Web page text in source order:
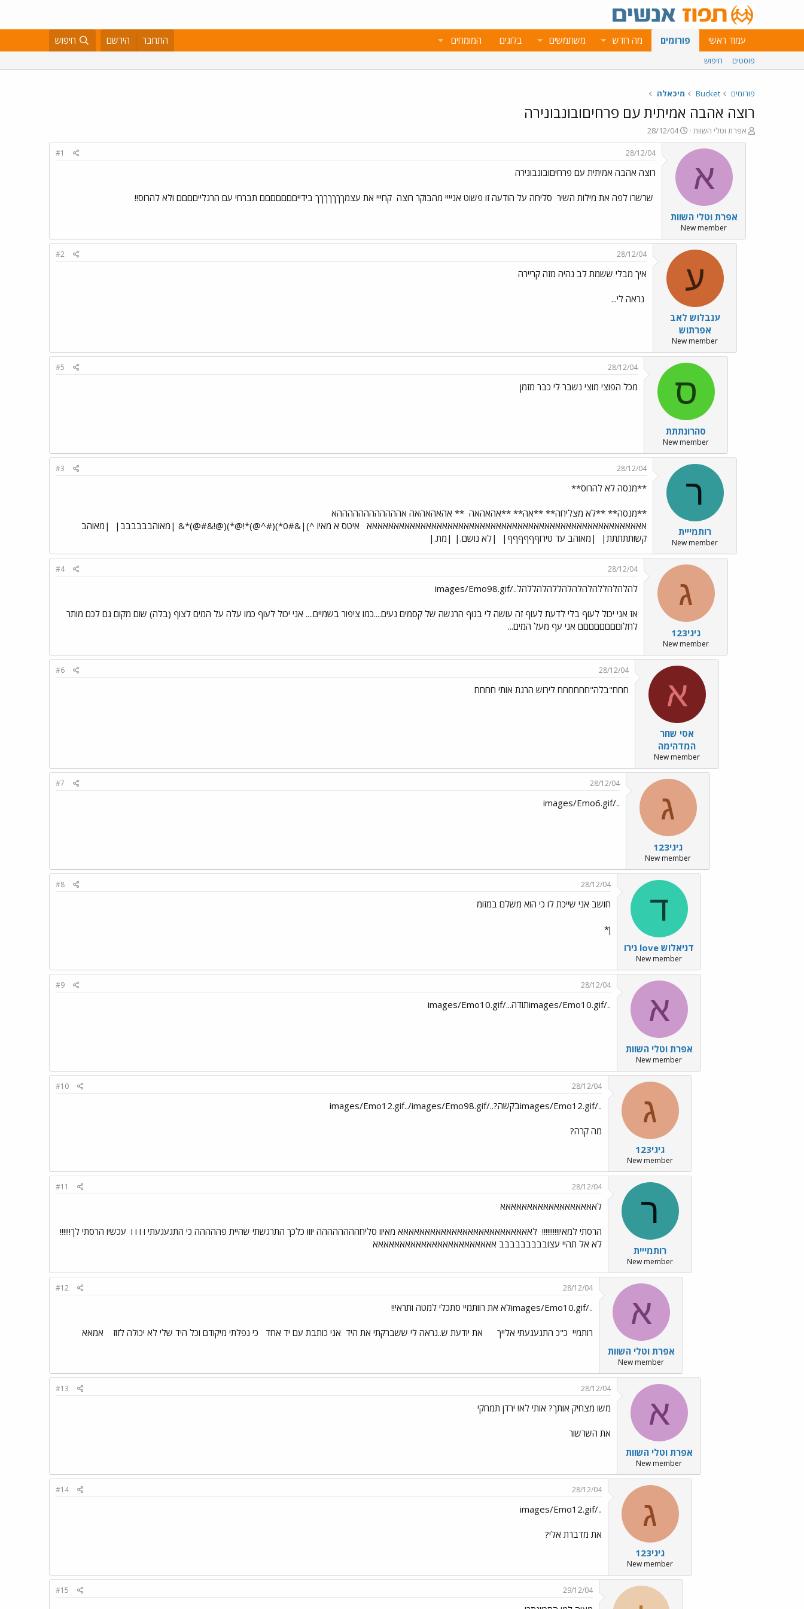
עמוד ראשי פורומים מה חדש משתמשים בלוגים המומחים התחבר הירשם חיפוש
פוסטים חיפוש
פורומים Bucket מיכאלה
רוצה אהבה אמיתית עם פרחיםובונבונירה
פ
ו
אפרת וטלי השוות
פ
ו
ס
ם
ב
ת
ר
ך
28/12/04
א
אפרת וטלי השוות
New member
28/12/04
#1
רוצה אהבה אמיתית עם פרחיםובונבונירה
שרשרו לפה את מילות השיר סליחה על הודעה זו פשוט אניייי מהבוקר רוצה קחייי את עצמךךךךךךך בידייםםםםםםם תברחי עם הרגלייםםםם ולא להרוס!!
ע
ענבלוש לאב
אפרתוש
New member
28/12/04
#2
איך מבלי ששמת לב נהיה מזה קריירה
נראה לי...
ס
סהרונתתת
New member
28/12/04
#5
מכל הפוצי מוצי נשבר לי כבר מזמן
ר
רותמייית
New member
28/12/04
#3
**מנסה לא להרוס**
**מנסה** **לא מצליחה** **אה** **אהאהאה ** אהאהאהאה אההההההההההההא
אאאאאאאאאאאאאאאאאאאאאאאאאאאאאאאאאאאאאאאאאאאאאאאאאאאא
איטס א מאיו ^)|&0#*)(#^@)*!@*)(@!&#@)*& |מאוהבבבבבב|
|מאוהב
קשותתתתת|
|מאוהב עד טירוףףףףףף| |לא נושם.| |מת.|
ג
גיגי123
New member
28/12/04
#4
להלהלהללהלהלהלהללהלהללהל../images/Emo98.gif
אז אני יכול לעוף בלי לדעת לעוף זה עושה לי בגוף הרגשה של קסמים נעים....כמו ציפור בשמיים.... אני יכול לעוף כמו עלה על המים לצוף (בלה) שום מקום גם לכם מותר
לחלוםםםםםםםם אני עף מעל המים...
א
אסי שחר
המדהימה
New member
28/12/04
#6
חחח"בלה"חחחחחח לירוש הרגת אותי חחחח
ג
גיגי123
New member
28/12/04
#7
../images/Emo6.gif
ד
דניאלוש love נירו
New member
28/12/04
#8
חושב אני שייכת לו כי הוא משלם במזומ
ן*
א
אפרת וטלי השוות
New member
28/12/04
#9
../images/Emo10.gifתודה.../images/Emo10.gif
ג
גיגי123
New member
28/12/04
#10
../images/Emo12.gifבקשה?../images/Emo12.gif../images/Emo98.gif
מה קרה?
ר
רותמייית
New member
28/12/04
#11
לאאאאאאאאאאאאאאאאאא
הרסתי למאיו!!!!!!!!! לאאאאאאאאאאאאאאאאאאאאאאאאא מאיוו סליחהההההההה יווו כלכך התרגשתי שהיית פההההה כי התגעגעתי ו ו ו ו עכשיו הרסתי לך!!!!!!
לא אל תהיי עצובבבבבבבבב אאאאאאאאאאאאאאאאאאאאאאא
א
אפרת וטלי השוות
New member
28/12/04
#12
../images/Emo10.gifלא את רוותמיי סתכלי למטה ותראי!!
רותמיי כ"כ התגעגעתי אלייך את יודעת ש..נראה לי ששברקתי את היד אני כותבת עם יד אחד כי נפלתי מיקודם וכל היד שלי לא יכולה לזוז אמאא
א
אפרת וטלי השוות
New member
28/12/04
#13
משו מצחיק אותך? אותי לא! ירדן תמחקי
את השרשור
ג
גיגי123
New member
28/12/04
#14
../images/Emo12.gif
את מדברת אלי?
29/12/04
#15